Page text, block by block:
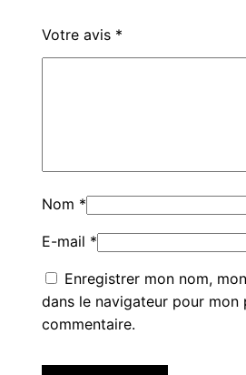
Votre avis *
Nom *
E-mail *
Enregistrer mon nom,
dans le navigateur pour mon
commentaire.